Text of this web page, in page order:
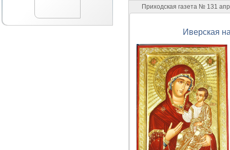
Приходская газета № 131
Иверская